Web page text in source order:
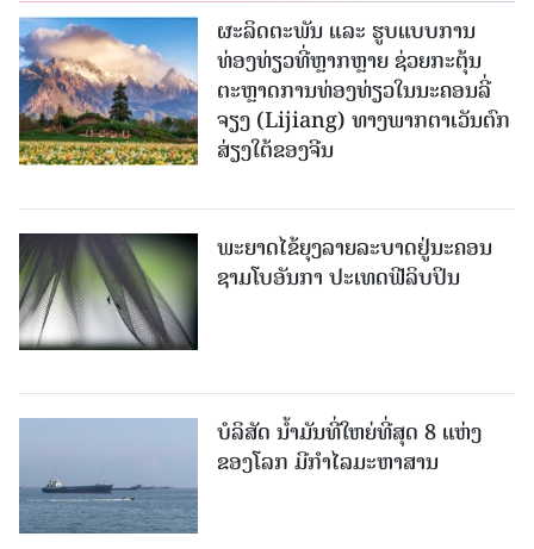
ຜະລິດຕະພັນ ແລະ ຮູບແບບການ
ທ່ອງທ່ຽວທີ່ຫຼາກຫຼາຍ ຊ່ວຍກະຕຸ້ນ
ຕະຫຼາດການທ່ອງທ່ຽວໃນນະຄອນລີ່
ຈຽງ (Lijiang) ທາງພາກຕາເວັນຕົກ
ສ່ຽງໃຕ້ຂອງຈີນ
ພະຍາດໄຂ້ຍຸງລາຍລະບາດຢູ່ນະຄອນ
ຊາມໂບ​ອັນກາ ປະເທດຟີລິບປິນ
ບໍລິສັດ ນ້ຳມັນທີ່ໃຫຍ່ທີ່ສຸດ 8 ແຫ່ງ
ຂອງໂລກ ມີກຳໄລມະຫາສານ